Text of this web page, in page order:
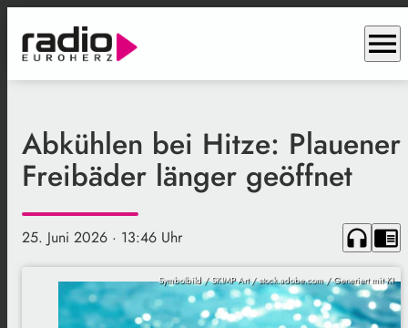
menu
Abkühlen bei Hitze: Plauener
Freibäder länger geöffnet
25. Juni 2026 · 13:46 Uhr headphones chrome_reader_mode
Symbolbild / SKIMP Art / stock.adobe.com / Generiert mit KI